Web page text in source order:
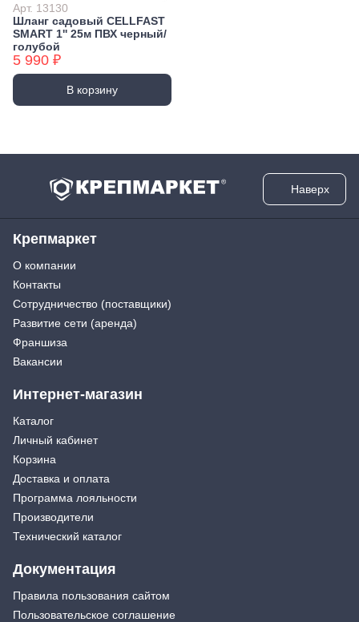
Арт. 13130
Шланг садовый CELLFAST
SMART 1'' 25м ПВХ черный/
голубой
5 990 ₽
В корзину
Наверх
Крепмаркет
О компании
Контакты
Сотрудничество (поставщики)
Развитие сети (аренда)
Франшиза
Вакансии
Интернет-магазин
Каталог
Личный кабинет
Корзина
Доставка и оплата
Программа лояльности
Производители
Технический каталог
Документация
Правила пользования сайтом
Пользовательское соглашение